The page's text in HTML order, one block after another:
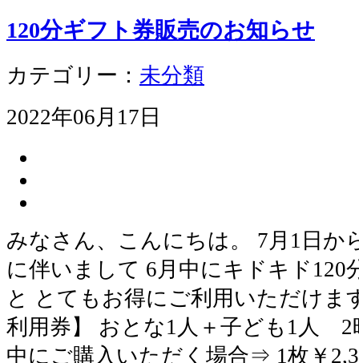
120分ギフト券販売のお知らせ
カテゴリー： 未分類
2022年06月17日
みなさん、こんにちは。 7月1日か
に伴いまして 6月中にキドキド120
と とてもお得にご利用いただけま
利用券】 おとな1人＋子ども1人 2
中にご購入いただく場合⇒ 1枚￥